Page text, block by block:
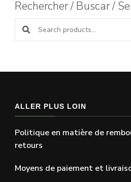
Rechercher / Buscar /
Search products:
ALLER PLUS LOIN
Politique en matière de
retours
Moyens de paiement et